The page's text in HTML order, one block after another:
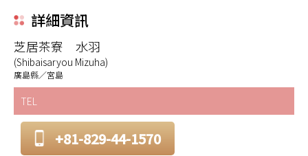
詳細資訊
芝居茶寮 水羽
(Shibaisaryou Mizuha)
廣島縣／宮島
TEL
+81-829-44-1570